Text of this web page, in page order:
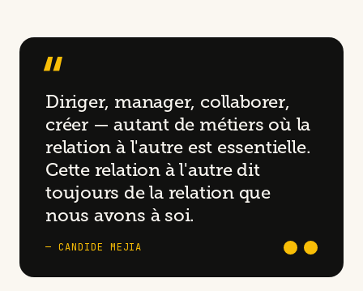
“
Diriger, manager, collaborer,
créer — autant de métiers où la
relation à l'autre est essentielle.
Cette relation à l'autre dit
toujours de la relation que
nous avons à soi.
— CANDIDE MEJIA